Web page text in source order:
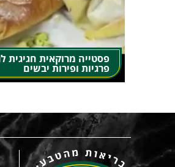
פסטייה מרוקאית חגיגית
פרגיות ופירות יבשים